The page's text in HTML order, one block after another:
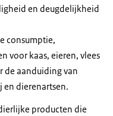
en deugdelijkheid
consumptie,
voor kaas, eieren, vlees
de aanduiding van
dierenartsen.
producten die